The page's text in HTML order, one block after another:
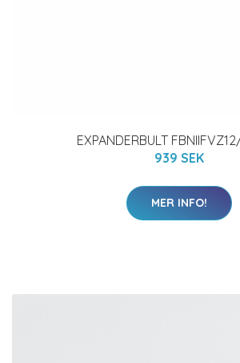
EXPANDERBULT
939 SEK
MER INFO!